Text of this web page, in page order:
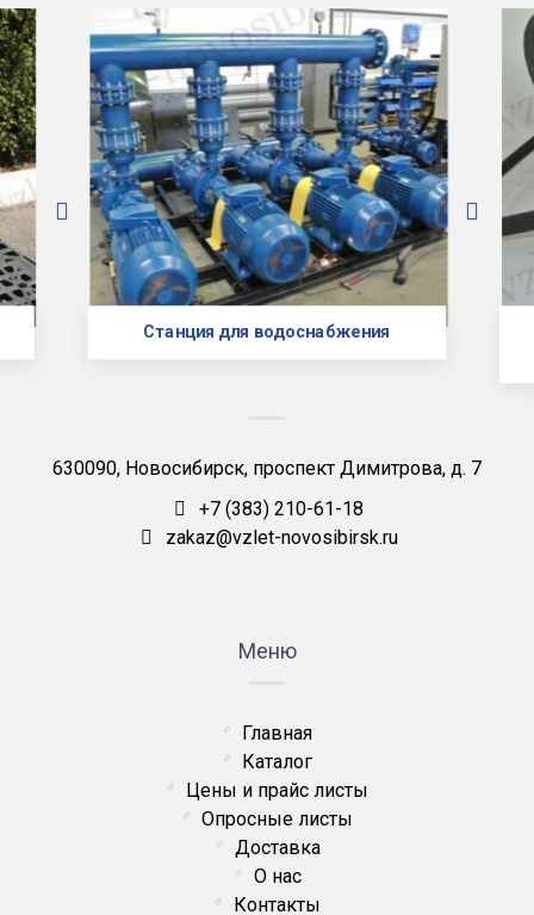
Станция для водоснабжения
630090, Новосибирск, проспект Димитрова, д. 7
+7 (383) 210-61-18
zakaz@vzlet-novosibirsk.ru
Меню
Главная
Каталог
Цены и прайс листы
Опросные листы
Доставка
О нас
Контакты